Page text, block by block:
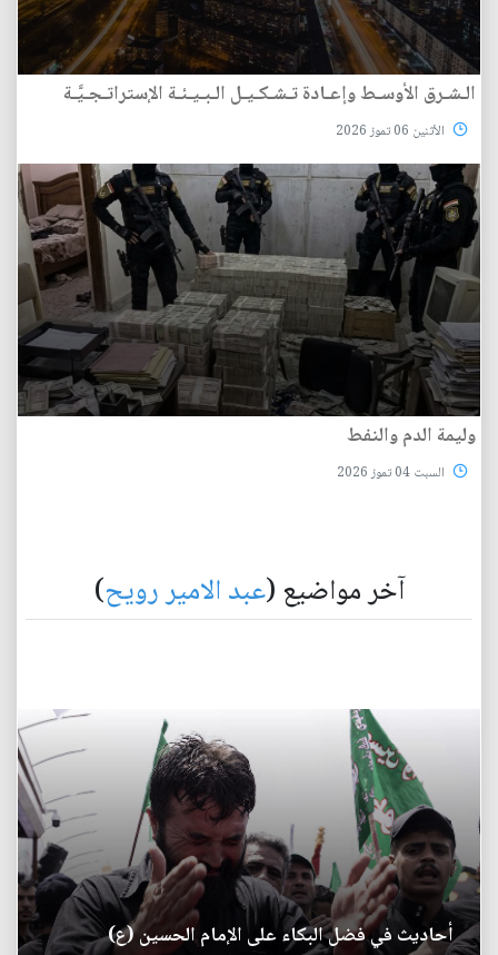
الـشـرق الأوسـط وإعـادة تـشـكـيـل الـبـيـئـة الإستراتـجـيَّـة
الأثنين 06 تموز 2026
وليمة الدم والنفط
السبت 04 تموز 2026
آخر مواضيع (عبد الامير رويح)
أحاديث في فضل البكاء على الإمام الحسين (ع)